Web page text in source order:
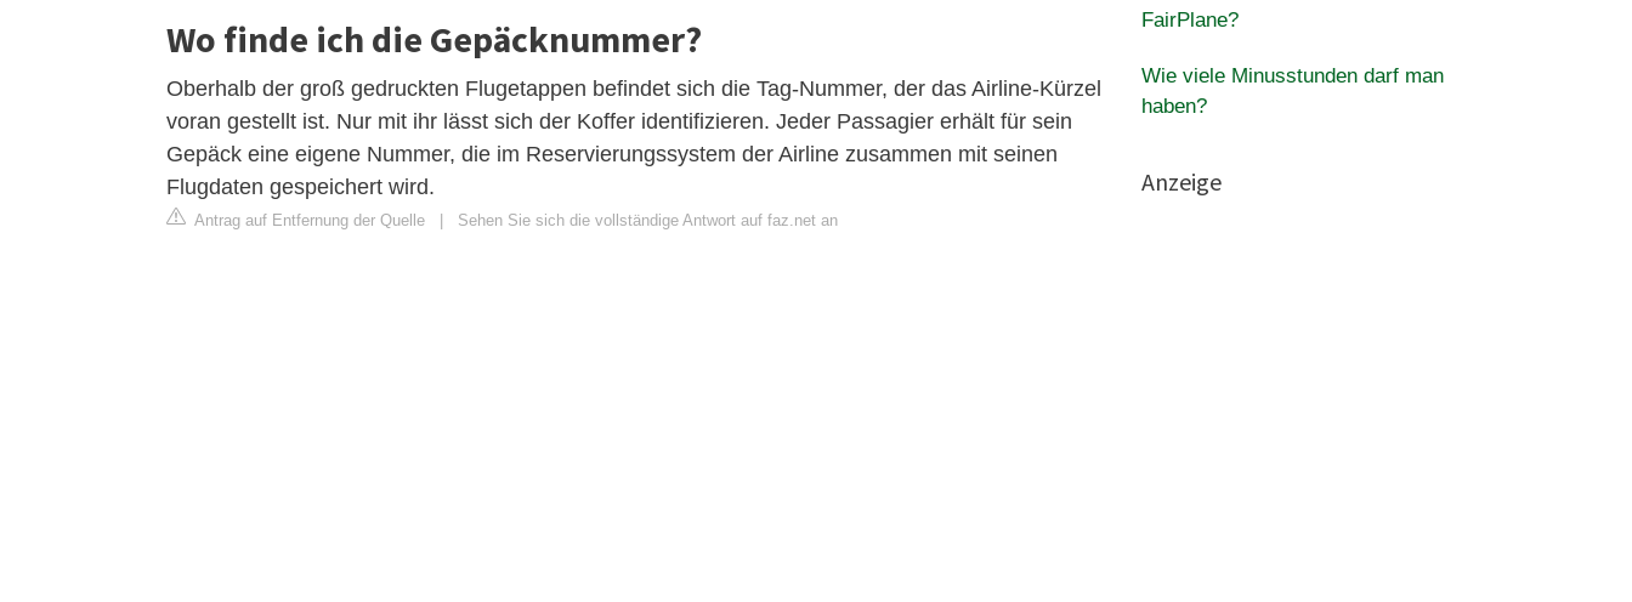
Wo finde ich die Gepäcknummer?
Oberhalb der groß gedruckten Flugetappen befindet sich die Tag-Nummer, der das Airline-Kürzel
voran gestellt ist. Nur mit ihr lässt sich der Koffer identifizieren. Jeder Passagier erhält für sein
Gepäck eine eigene Nummer, die im Reservierungssystem der Airline zusammen mit seinen
Flugdaten gespeichert wird.
Antrag auf Entfernung der Quelle Sehen Sie sich die vollständige Antwort auf faz.net an
FairPlane?
Wie viele Minusstunden darf man
haben?
Anzeige